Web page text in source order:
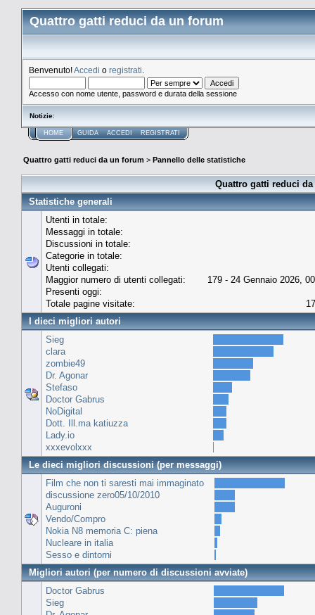
Quattro gatti reduci da un forum
Benvenuto!Accedi o registrati
Accesso con nome utente, password e durata della sessione
Notizie:
HOME GUIDA ACCEDI REGISTRATI
Quattro gatti reduci da un forum > Pannello delle statistiche
Quattro gatti reduci
Statistiche generali
Utenti in totale:
Messaggi in totale:
Discussioni in totale:
Categorie in totale:
Utenti collegati:
Maggior numero di utenti collegati:
179 - 24 Gennaio 2026,
Presenti oggi:
Totale pagine visitate:
I dieci migliori autori
Sieg
clara
zombie49
Dr. Agonar
Stefaso
Doctor Gabrus
NoDigital
Dott. Ill.ma katiuzza
Lady.io
xxxevolxxx
Le dieci migliori discussioni (per messaggi)
Film che non ti saresti mai immaginato
discussione zero05/10/2010
Auguroni
Vendo/Compro
Nokia N8 memoria C: piena
Nucleare in italia
Sesso e dintorni
Migliori autori (per numero di discussioni avviate)
Doctor Gabrus
Sieg